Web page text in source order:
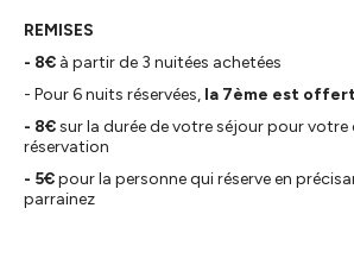
REMISES
- 8€ à partir de 3 nuitées achetées
- Pour 6 nuits réservées, la 7ème est
- 8€sur la durée de votre séjour pour votre
réservation
- 5€pour la personne qui réserve en
parrainez